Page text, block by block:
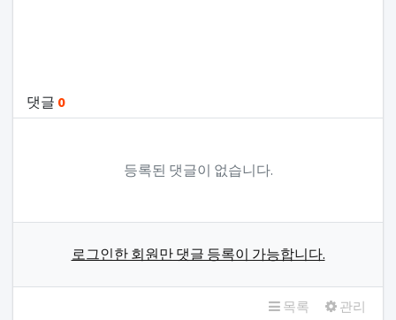
댓글 0
등록된 댓글이 없습니다.
로그인한 회원만 댓글 등록이 가능합니다.
목록 관리